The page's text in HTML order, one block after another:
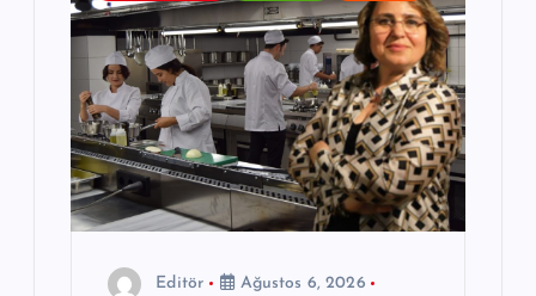
Editör
Ağustos 6, 2026